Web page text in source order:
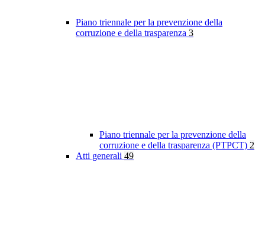
Piano triennale per la prevenzione della
corruzione e della trasparenza 3
Piano triennale per la prevenzione della
corruzione e della trasparenza (PTPCT) 2
Atti generali 49